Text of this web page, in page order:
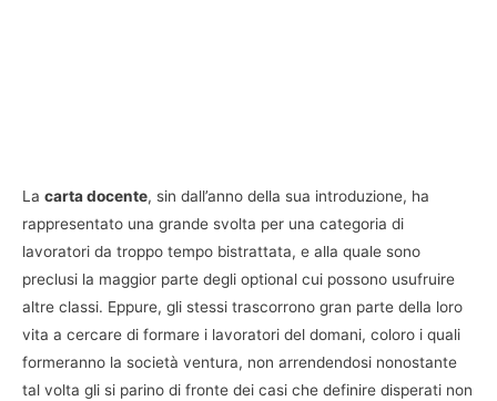
La carta docente, sin dall’anno della sua introduzione, ha
rappresentato una grande svolta per una categoria di
lavoratori da troppo tempo bistrattata, e alla quale sono
preclusi la maggior parte degli optional cui possono usufruire
altre classi. Eppure, gli stessi trascorrono gran parte della loro
vita a cercare di formare i lavoratori del domani, coloro i quali
formeranno la società ventura, non arrendendosi nonostante
tal volta gli si parino di fronte dei casi che definire disperati non